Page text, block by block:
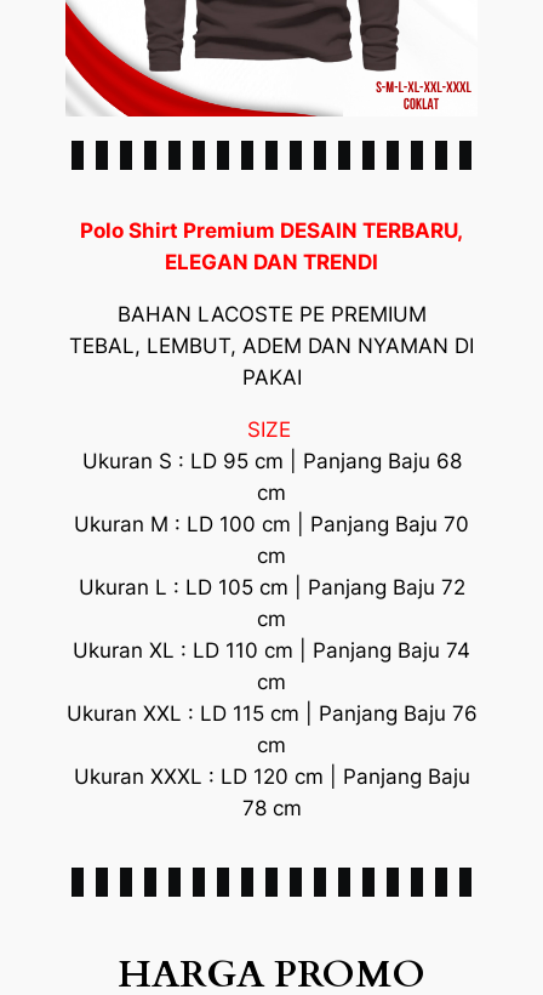
Polo Shirt Premium DESAIN TERBARU,
ELEGAN DAN TRENDI
BAHAN LACOSTE PE PREMIUM
TEBAL, LEMBUT, ADEM DAN NYAMAN DI
PAKAI
SIZE
Ukuran S : LD 95 cm | Panjang Baju 68
cm
Ukuran M : LD 100 cm | Panjang Baju 70
cm
Ukuran L : LD 105 cm | Panjang Baju 72
cm
Ukuran XL : LD 110 cm | Panjang Baju 74
cm
Ukuran XXL : LD 115 cm | Panjang Baju 76
cm
Ukuran XXXL : LD 120 cm | Panjang Baju
78 cm
HARGA PROMO